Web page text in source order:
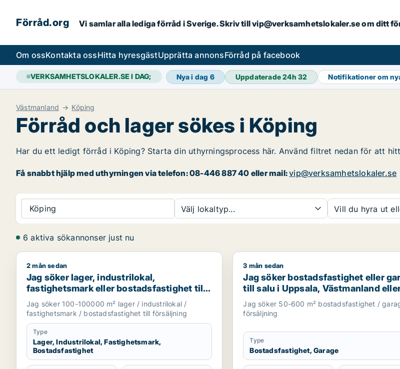
Förråd.org Vi samlar alla lediga förråd i Sverige. Skriv till vip@verksamhetslokaler.se om ditt
Om ossKontakta ossHitta hyresgästUpprätta annonsFörråd på facebook
VERKSAMHETSLOKALER.SE I DAG; Nya i dag 6 Uppdaterade 24h32 Notifikationer om
Västmanland Köping
Förråd och lager sökes i Köping
Har du ett ledigt förråd i Köping? Starta din uthyrningsprocess här. Använd filtret nedan för att
Få snabbt hjälp med uthyrningen via telefon: 08-446 887 40 eller mail:vip@verksamhetslokaler.se
Köping Välj lokaltyp... Vill du hyra ut
6 aktiva sökannonser just nu
Jag söker lager, industrilokal, fastighetsmark eller bostadsfastighet till salu i Västmanland
2 mån sedan
Jag söker lager, industrilokal,
fastighetsmark eller bostadsfastighet till
salu i Västmanland
Jag söker 100-100000 m² lager / industrilokal /
fastighetsmark / bostadsfastighet till försäljning
Type
Lager, Industrilokal, Fastighetsmark,
Bostadsfastighet
Jag söker bostadsfastighet eller garage
3 mån sedan
Jag söker bostadsfastighet eller
till salu i Uppsala, Västmanland
Gävleborg
Jag söker 50-600 m² bostadsfastighet /
försäljning
Type
Bostadsfastighet, Garage